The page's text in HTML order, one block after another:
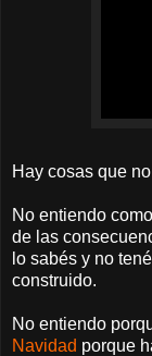
Hay cosas que
No entiendo
de las
lo sabés y no
construido.
No entiendo
Navidad porque